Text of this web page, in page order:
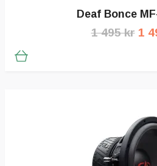
Deaf Bonce
1 495 kr 1